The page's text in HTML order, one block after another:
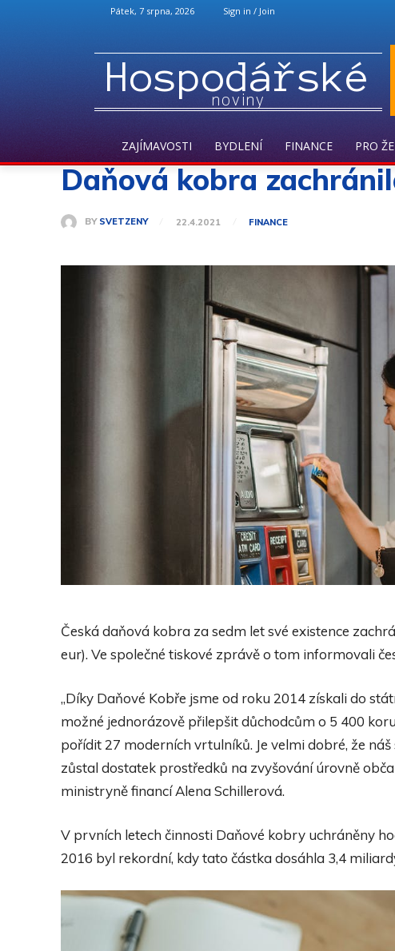
Pátek, 7 srpna, 2026 Sign in / Join
Hospodářské
noviny
ZAJÍMAVOSTI BYDLENÍ FINANCE PRO
Daňová kobra
BY SVETZENY 22.4.2021 FINANCE
Česká daňová kobra za sedm let své existence
eur). Ve společné tiskové zprávě o tom informovali
„Díky Daňové Kobře jsme od roku 2014 získali do
možné jednorázově přilepšit důchodcům o 5 400
pořídit 27 moderních vrtulníků. Je velmi dobré, že
zůstal dostatek prostředků na zvyšování úrovně
ministryně financí Alena Schillerová.
V prvních letech činnosti Daňové kobry uchráněny
2016 byl rekordní, kdy tato částka dosáhla 3,4